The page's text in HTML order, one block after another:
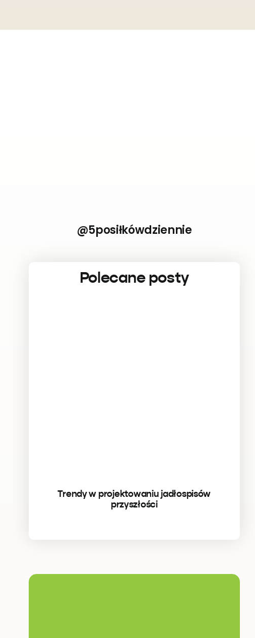
@5posiłkówdziennie
Polecane posty
Trendy w projektowaniu jadłospisów
przyszłości